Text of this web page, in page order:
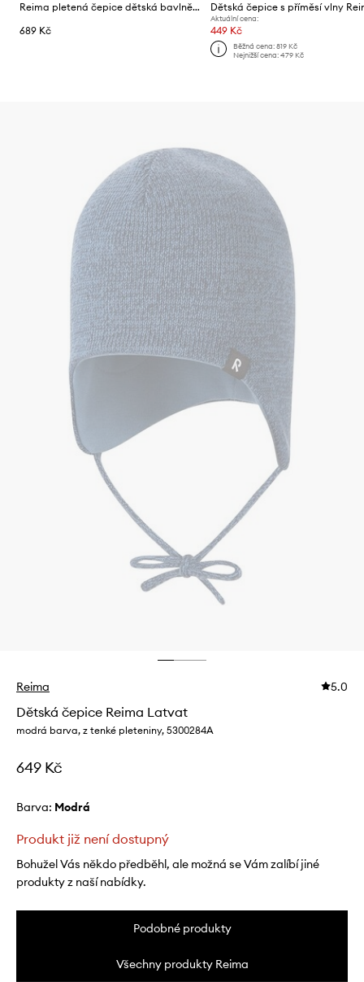
Reima pletená čepice dětská bavlněná Hattara
689 Kč
Aktuální cena:
449 Kč
Běžná cena: 819 Kč
Nejnižší cena: 479 Kč
Reima 5.0
Dětská čepice Reima Latvat
modrá barva, z tenké pleteniny, 5300284A
649 Kč
Barva: modrá
Produkt již není dostupný
Bohužel Vás někdo předběhl, ale možná se Vám zalíbí jiné
produkty z naší nabídky.
Podobné produkty
Všechny produkty Reima